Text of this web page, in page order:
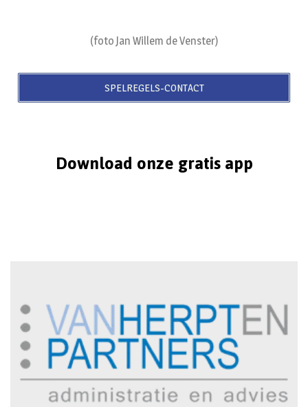
(foto Jan Willem de Venster)
SPELREGELS-CONTACT
Download onze gratis app